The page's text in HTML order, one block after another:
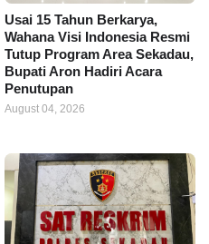
Usai 15 Tahun Berkarya,
Wahana Visi Indonesia Resmi
Tutup Program Area Sekadau,
Bupati Aron Hadiri Acara
Penutupan
August 04, 2026